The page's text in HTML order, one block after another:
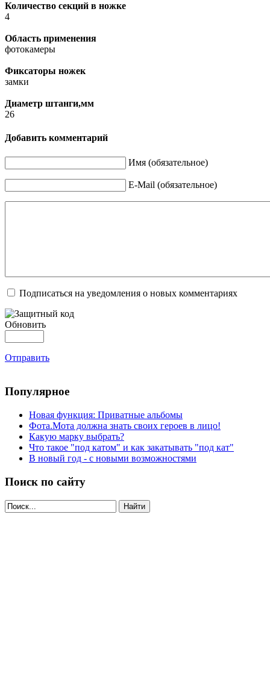
Количество секций в ножке
4
Область применения
фотокамеры
Фиксаторы ножек
замки
Диаметр штанги,мм
26
Добавить комментарий
Имя (обязательное)
E-Mail (обязательное)
Подписаться на уведомления о новых комментариях
Обновить
Отправить
Популярное
Новая функция: Приватные альбомы
Фота.Мота должна знать своих героев в лицо!
Какую марку выбрать?
Что такое "под катом" и как закатывать "под кат"
В новый год - с новыми возможностями
Поиск по сайту
Найти